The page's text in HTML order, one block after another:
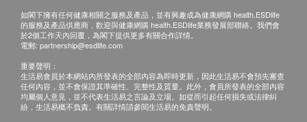
退換產品必須包裝完整，如退換之產品有任何殘缺
或過期退回，供應商有權不受理。
如有其他損壞或遺漏查詢，顧客必須保留有效收據
正本，並於送貨後3個工作天內按下列方式聯絡健
康網購health.ESDlife客戶服務部跟進。
電郵: support@esdlife.com / 健康網購
如閣下擁有任何健康相關之服務及產品，並有興趣成為健康網購 health.ESDlife
的服務及產品供應商，歡迎與健康網購 health.ESDlife業務發展部聯絡。我們會
於2個工作天內回覆，為閣下提供更多有關合作詳情。
電郵: partnership@esdlife.com
重要聲明：
生活易會員於本網站內所發表的全部內容為即時更新，因此生活易不會預先審查
任何內容，並不會保證其準確性、完整性及質量。此外，會員所發表的全部內容
均屬個人意見，並不代表生活易之言論及立場。如從而引起任何損失或法律糾
紛，生活易概不負責。有關詳情請參閱生活易的免責聲明。